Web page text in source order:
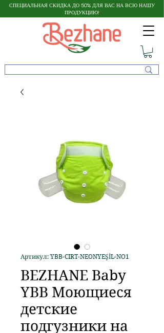
СПЕЦИАЛЬНАЯ СКИДКА ДО 50% ДЛЯ ВАС НА ВСЮ НАШУ
ПРОДУКЦИЮ!
Артикул: YBB-CIRT-NEONYEŞİL-NO1
BEZHANE Baby
YBB Моющиеся
детские
подгузники на